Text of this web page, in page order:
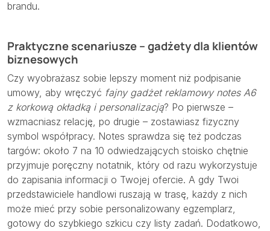
brandu.
Praktyczne scenariusze – gadżety dla klientów
biznesowych
Czy wyobrażasz sobie lepszy moment niż podpisanie
umowy, aby wręczyć fajny gadżet reklamowy notes A6
z korkową okładką i personalizacją? Po pierwsze –
wzmacniasz relację, po drugie – zostawiasz fizyczny
symbol współpracy. Notes sprawdza się też podczas
targów: około 7 na 10 odwiedzających stoisko chętnie
przyjmuje poręczny notatnik, który od razu wykorzystuje
do zapisania informacji o Twojej ofercie. A gdy Twoi
przedstawiciele handlowi ruszają w trasę, każdy z nich
może mieć przy sobie personalizowany egzemplarz,
gotowy do szybkiego szkicu czy listy zadań. Dodatkowo,